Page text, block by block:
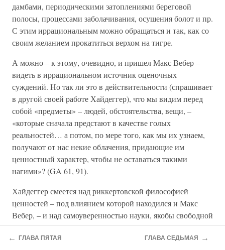
дамбами, периодическими затоплениями береговой
полосы, процессами заболачивания, осушения болот и пр.
С этим иррациональным можно обращаться и так, как со
своим желанием прокатиться верхом на тигре.
А можно – к этому, очевидно, и пришел Макс Вебер –
видеть в иррациональном источник оценочных
суждений. Но так ли это в действительности (спрашивает
в другой своей работе Хайдеггер), что мы видим перед
собой «предметы» – людей, обстоятельства, вещи, –
«которые сначала предстают в качестве голых
реальностей… а потом, по мере того, как мы их узнаем,
получают от нас некие облачения, придающие им
ценностный характер, чтобы не оставаться такими
нагими»? (GA 61, 91).
Хайдеггер смеется над риккертовской философией
ценностей – под влиянием которой находился и Макс
Вебер, – и над самоуверенностью науки, якобы свободной
от оценочных суждений. Но совсем иначе, с холодной
яростью он говорит о метафизике назидательного,
← ГЛАВА ПЯТАЯ ГЛАВА СЕДЬМАЯ →